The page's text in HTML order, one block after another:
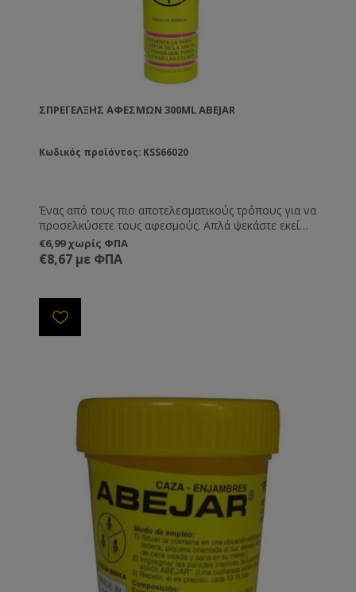
ΣΠΡΈΙ ΈΛΞΗΣ ΑΦΕΣΜΏΝ 300ML ABEJAR
Κωδικός προϊόντος: KSS66020
Ένας από τους πιο αποτελεσματικούς τρόπους για να
προσελκύσετε τους αφεσμούς. Απλά ψεκάστε εκεί
που θέλετε να μαζευτεί ο αφεσμός. Διαρκεί μέχρι και
8 ημέρες.
€6,99 χωρίς ΦΠΑ
€8,67 με ΦΠΑ